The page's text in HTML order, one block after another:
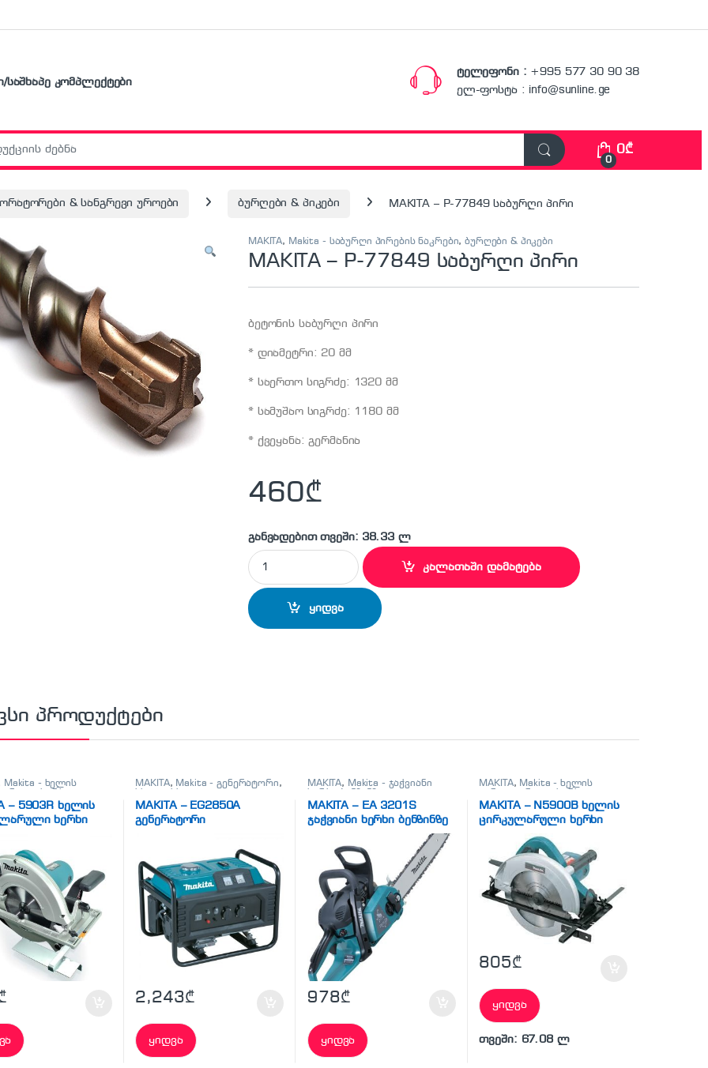
საშხაპე კომპლექტები
ტელეფონი : +995 577 30 90 38
ელ-ფოსტა : info@sunline.ge
0
0₾
& სანგრევი უროები ბურღები & პიკები MAKITA – P-77849 საბურღი პირი
MAKITA, Makita - საბურღი პირების ნაკრები,ბურღები & პიკები
MAKITA – P-77849 საბურღი პირი
ბეტონის საბურღი პირი
* დიამეტრი: 20 მმ
* საერთო სიგრძე: 1320 მმ
* სამუშაო სიგრძე: 1180 მმ
* ქვეყანა: გერმანია
460₾
განვადებით თვეში: 38.33 ლ
MAKITA - P-77849 საბურღი პირი quantity
კალათაში დამატება
ყიდვა
პროდუქტები
Makita - ხელის
– 5903R ხელის
ხერხი
MAKITA, Makita - გენერატორი,
MAKITA – EG2850A
გენერატორი
2,243₾
ყიდვა
MAKITA, Makita - ჯაჭვიანი
დრუჟბები
MAKITA – EA 3201S
ჯაჭვიანი ხერხი ბენზინზე
978₾
ყიდვა
MAKITA, Makita - ხელის
სხვადასხვა
MAKITA – N5900B ხელის
ცირკულარული ხერხი
805₾
ყიდვა
თვეში: 67.08 ლ